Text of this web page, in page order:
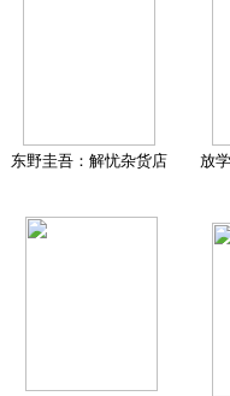
东野圭吾：解忧杂货店 放